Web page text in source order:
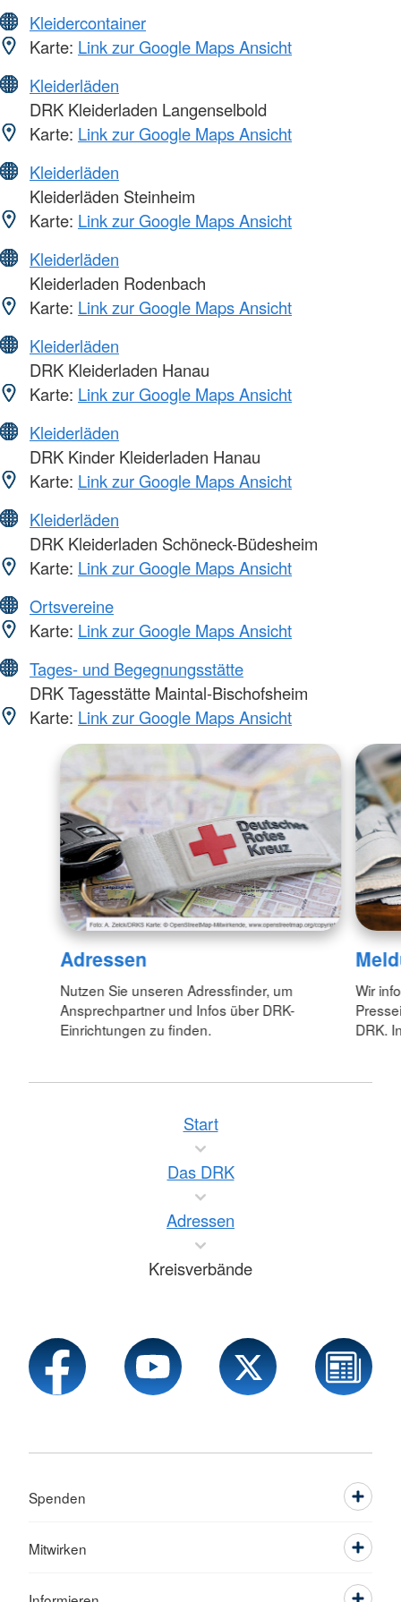
Kleidercontainer
Karte: Link zur Google Maps Ansicht
Kleiderläden
DRK Kleiderladen Langenselbold
Karte: Link zur Google Maps Ansicht
Kleiderläden
Kleiderläden Steinheim
Karte: Link zur Google Maps Ansicht
Kleiderläden
Kleiderladen Rodenbach
Karte: Link zur Google Maps Ansicht
Kleiderläden
DRK Kleiderladen Hanau
Karte: Link zur Google Maps Ansicht
Kleiderläden
DRK Kinder Kleiderladen Hanau
Karte: Link zur Google Maps Ansicht
Kleiderläden
DRK Kleiderladen Schöneck-Büdesheim
Karte: Link zur Google Maps Ansicht
Ortsvereine
Karte: Link zur Google Maps Ansicht
Tages- und Begegnungsstätte
DRK Tagesstätte Maintal-Bischofsheim
Karte: Link zur Google Maps Ansicht
Adressen
Nutzen Sie unseren Adressfinder, um
Ansprechpartner und Infos über DRK-
Einrichtungen zu finden.
Wir
DRK.
Start
Das DRK
Adressen
Kreisverbände
Spenden
Mitwirken